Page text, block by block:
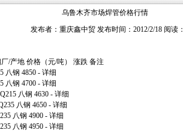
乌鲁木齐市场焊管价格行情
发布者：重庆鑫中贸 发布时间：2012/2/18 阅读：
/产地 价格（元/吨） 涨跌 备注
八钢 4850 - 详细
八钢 4700 - 详细
八钢 4630 - 详细
八钢 4650 - 详细
八钢 4900 - 详细
八钢 4950 - 详细